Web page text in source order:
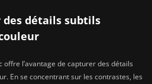
détails subtils
l’avantage de capturer des détails
En se concentrant sur les contrastes, les